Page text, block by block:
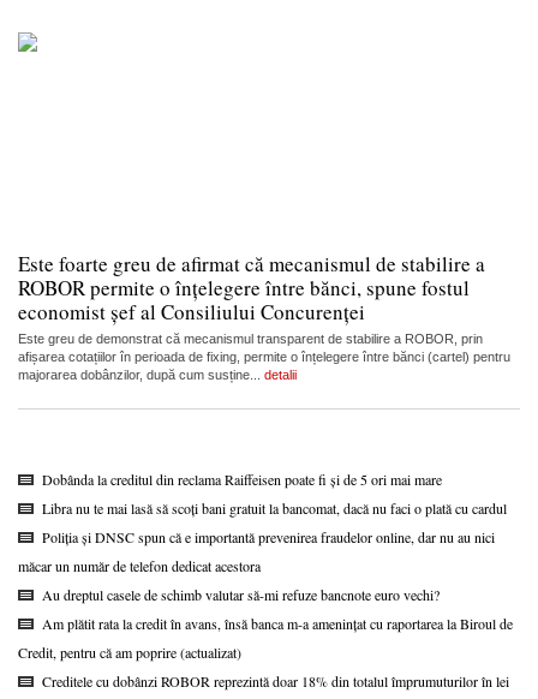
Este foarte greu de afirmat că mecanismul de stabilire a
ROBOR permite o înțelegere între bănci, spune fostul
economist șef al Consiliului Concurenței
Este greu de demonstrat că mecanismul transparent de stabilire a ROBOR, prin
afișarea cotațiilor în perioada de fixing, permite o înțelegere între bănci (cartel) pentru
majorarea dobânzilor, după cum susține... detalii
Dobânda la creditul din reclama Raiffeisen poate fi și de 5 ori mai mare
Libra nu te mai lasă să scoți bani gratuit la bancomat, dacă nu faci o plată cu cardul
Poliția și DNSC spun că e importantă prevenirea fraudelor online, dar nu au nici
măcar un număr de telefon dedicat acestora
Au dreptul casele de schimb valutar să-mi refuze bancnote euro vechi?
Am plătit rata la credit în avans, însă banca m-a amenințat cu raportarea la Biroul de
Credit, pentru că am poprire (actualizat)
Creditele cu dobânzi ROBOR reprezintă doar 18% din totalul împrumuturilor în lei